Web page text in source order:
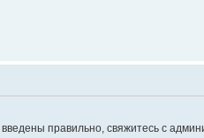
правильно, свяжитесь с